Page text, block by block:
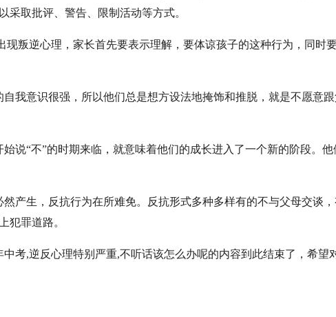
采取批评、警告、限制活动等方式。
现叛逆心理，家长首先要表示理解，要体谅孩子的这种行为，同时
我意识很强，所以他们总是想方设法地掩饰和推脱，就是不愿意跟
说“不”的时期来临，就意味着他们的成长进入了一个新的阶段。他
产生，反抗行为在所难免。反抗形式多种多样有的不与父母交谈
犯罪道路。
考,逆反心理特别严重,不听话该怎么办呢的内容到此结束了，希望